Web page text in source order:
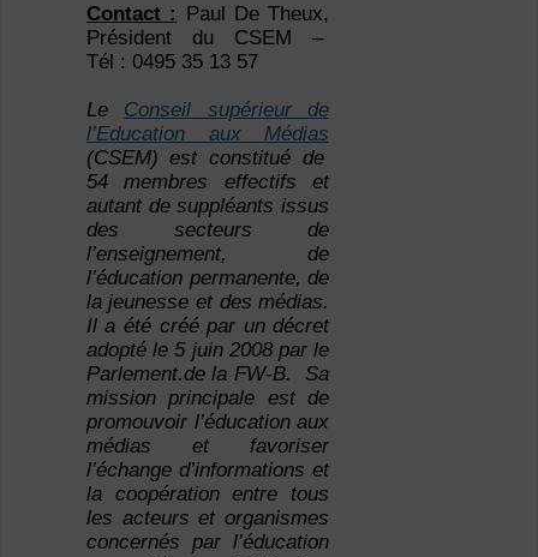
Contact :
Paul De Theux,
Président du CSEM –
Tél : 0495 35 13 57
Le Conseil supérieur de
l’Education aux Médias
(CSEM) est constitué de
54 membres effectifs et
autant de suppléants issus
des secteurs de
l’enseignement, de
l’éducation permanente, de
la jeunesse et des médias.
Il a été créé par un décret
adopté le 5 juin 2008 par le
Parlement.de la FW-B. Sa
mission principale est de
promouvoir l’éducation aux
médias et favoriser
l’échange d’informations et
la coopération entre tous
les acteurs et organismes
concernés par l’éducation